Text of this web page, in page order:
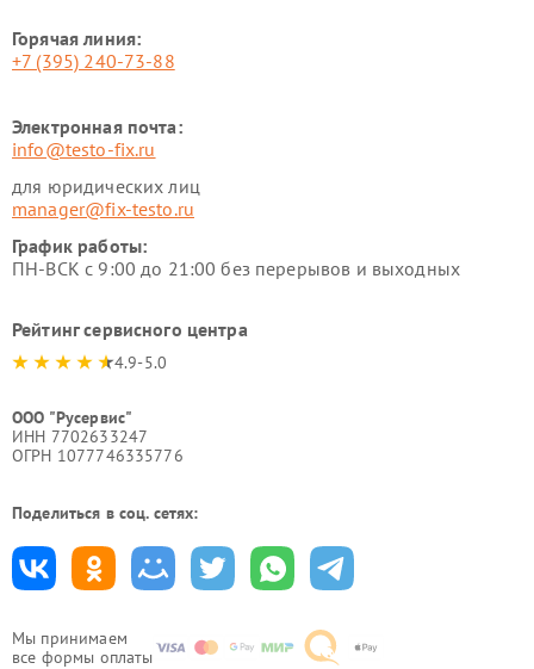
Мы принимаем
все формы оплаты
Горячая линия:
+7 (395) 240-73-88
Электронная почта:
info@testo-fix.ru
для юридических лиц
manager@fix-testo.ru
График работы:
ПН-ВСК с 9:00 до 21:00 без перерывов и выходных
Рейтинг сервисного центра
4.9-5.0
ООО "Русервис"
ИНН 7702633247
ОГРН 1077746335776
Поделиться в соц. сетях: